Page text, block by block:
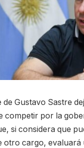
de Gustavo Sastre
competir por la
si considera que
otro cargo, evaluará